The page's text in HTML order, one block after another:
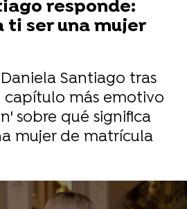
responde:
ti ser una mujer
Santiago tras
capítulo más emotivo
sobre qué significa
mujer de matrícula